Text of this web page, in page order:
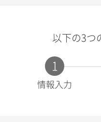
以下の3つ
1
現
情報入力